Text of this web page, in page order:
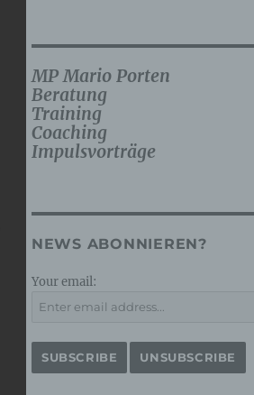
MP Mario Porten
Beratung
Training
Coaching
Impulsvorträge
NEWS ABONNIEREN?
Your email: